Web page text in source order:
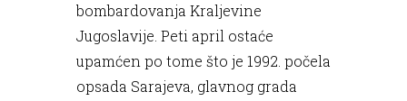
bombardovanja Kraljevine
Jugoslavije. Peti april ostaće
upamćen po tome što je 1992. počela
opsada Sarajeva, glavnog grada